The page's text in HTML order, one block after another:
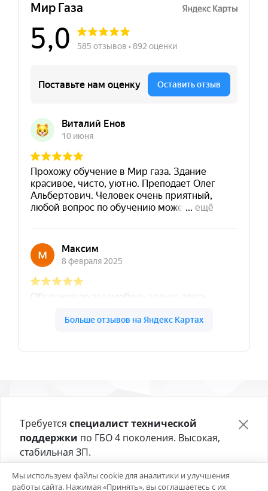
«Центр газового оборудования»
Адрес СТО в Сочи
Мы используем файлы cookie для аналитики и улучшения
работы сайта. Нажимая «Принять», вы соглашаетесь с их
Требуется специалист технической
поддержки по ГБО 4 поколения. Высокая,
стабильная ЗП.
Отправьте своё резюме в форме ниже 👇